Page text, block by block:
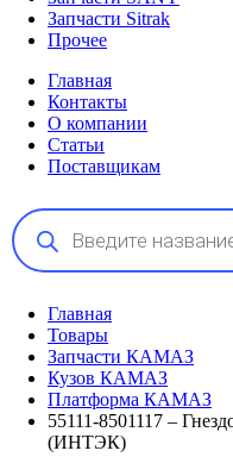
Запчасти Sitrak
Прочее
Главная
Контакты
О компании
Статьи
Поставщикам
Поиск
товаров
Главная
Товары
Запчасти КАМАЗ
Кузов КАМАЗ
Платформа КАМАЗ
55111-8501117 –
(ИНТЭК)